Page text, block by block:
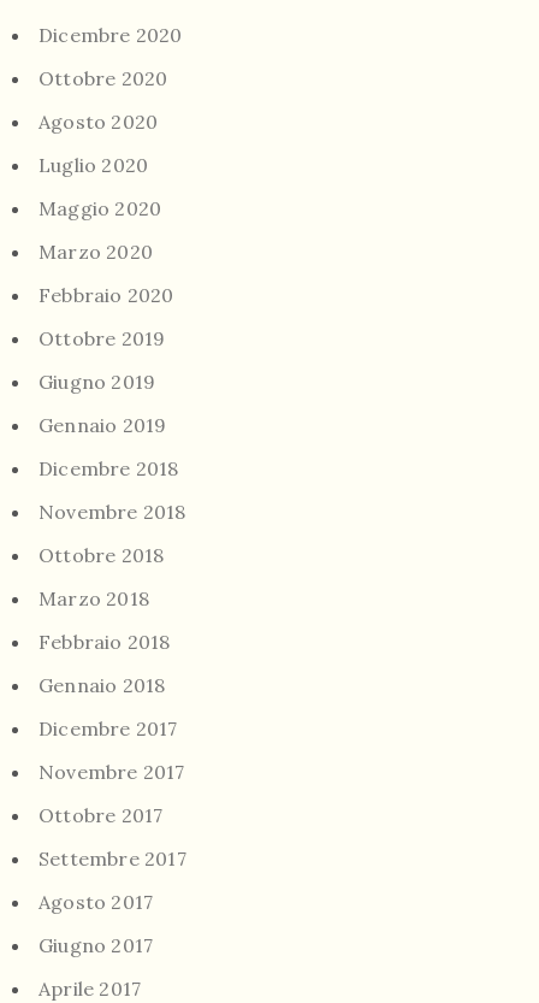
Dicembre 2020
Ottobre 2020
Agosto 2020
Luglio 2020
Maggio 2020
Marzo 2020
Febbraio 2020
Ottobre 2019
Giugno 2019
Gennaio 2019
Dicembre 2018
Novembre 2018
Ottobre 2018
Marzo 2018
Febbraio 2018
Gennaio 2018
Dicembre 2017
Novembre 2017
Ottobre 2017
Settembre 2017
Agosto 2017
Giugno 2017
Aprile 2017